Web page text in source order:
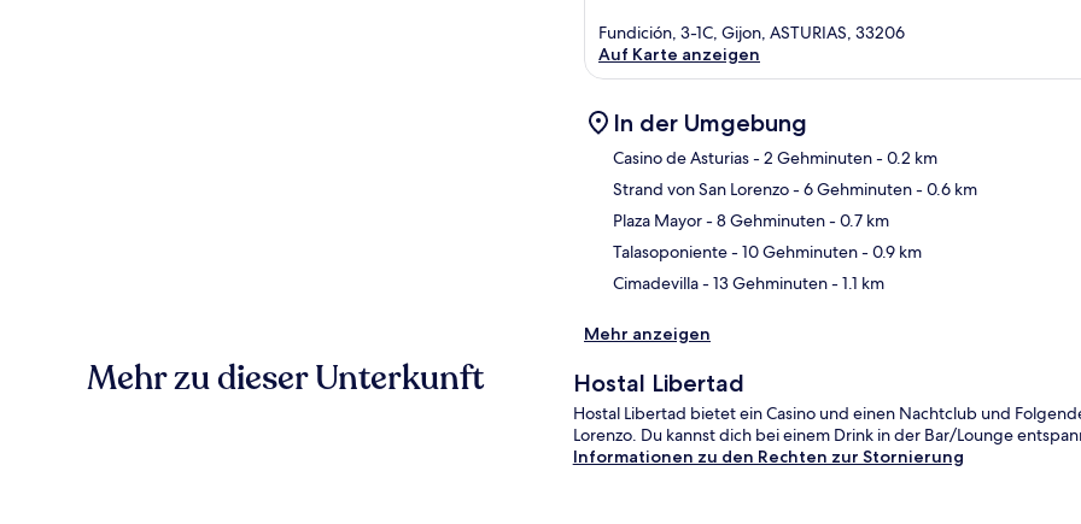
Fundición, 3-1C, Gijon, ASTURIAS, 33206
Auf Karte anzeigen
In der Umgebung
Casino de Asturias- 2 Gehminuten- 0.2 km
Strand von San Lorenzo- 6 Gehminuten- 0.6 km
Plaza Mayor- 8 Gehminuten- 0.7 km
Talasoponiente- 10 Gehminuten- 0.9 km
Cimadevilla- 13 Gehminuten- 1.1 km
Mehr anzeigen
Mehr zu dieser Unterkunft Hostal Libertad
Hostal Libertad bietet ein Casino und einen Nachtclub und
Lorenzo. Du kannst dich bei einem Drink in der Bar/Lounge
Informationen zu den Rechten zur Stornierung